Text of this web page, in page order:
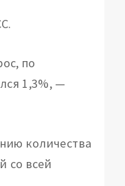
по
1,3%, —
количества
со всей